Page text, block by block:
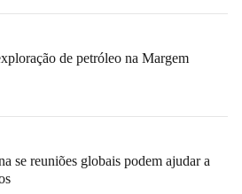
de petróleo na Margem
se reuniões globais podem ajudar a